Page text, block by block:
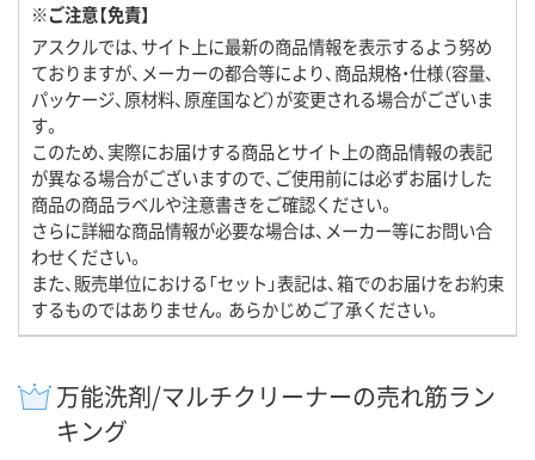
※ご注意【免責】
アスクルでは、サイト上に最新の商品情報を表示するよう努め
ておりますが、メーカーの都合等により、商品規格・仕様（容量、
パッケージ、原材料、原産国など）が変更される場合がございま
す。
このため、実際にお届けする商品とサイト上の商品情報の表記
が異なる場合がございますので、ご使用前には必ずお届けした
商品の商品ラベルや注意書きをご確認ください。
さらに詳細な商品情報が必要な場合は、メーカー等にお問い合
わせください。
また、販売単位における「セット」表記は、箱でのお届けをお約束
するものではありません。あらかじめご了承ください。
万能洗剤/マルチクリーナーの売れ筋ラン
キング